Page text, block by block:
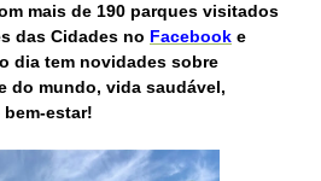
mais de 190 parques visitados
das Cidades no Facebook e
dia tem novidades sobre
do mundo, vida saudável,
estar!